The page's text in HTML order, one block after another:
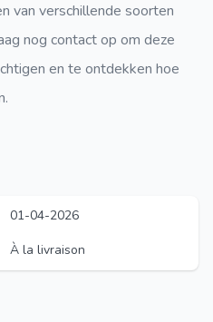
van verschillende soorten
nog contact op om deze
en te ontdekken hoe
01-04-2026
À la livraison